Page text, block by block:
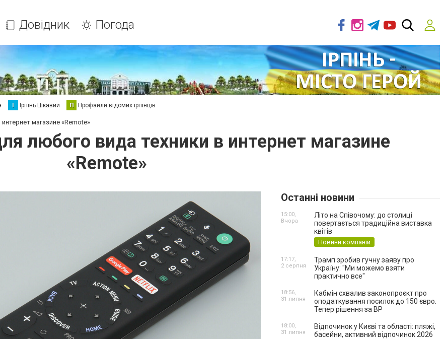
Довідник Погода
І Ірпінь Цікавий П Профайли відомих ірпінців
магазине «Remote»
любого вида техники в интернет магазине
«Remote»
Останні новини
Літо на Співочому: до столиці
повертається традиційна виставка
квітів
Новини компаній
15:00,
Вчора
Трамп зробив гучну заяву про
Україну: "Ми можемо взяти
практично все"
17:17,
2 серпня
Кабмін схвалив законопроєкт про
оподаткування посилок до 150 євро.
Тепер рішення за ВР
18:56,
31 липня
Відпочинок у Києві та області: пляжі,
басейни, активний відпочинок 2026
18:00,
31 липня